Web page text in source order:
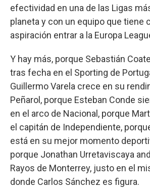
efectividad en una de las Ligas
planeta y con un equipo que tiene
aspiración entrar a la Europa
Y hay más, porque Sebastián
tras fecha en el Sporting de
Guillermo Varela crece en su
Peñarol, porque Esteban Conde
en el arco de Nacional, porque
el capitán de Independiente,
está en su mejor momento
porque Jonathan Urretaviscaya
Rayos de Monterrey, justo en el
donde Carlos Sánchez es figura.